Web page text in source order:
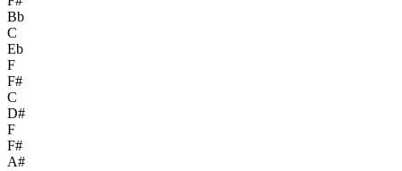
Bb
C
Eb
F
F#
C
D#
F
F#
A#